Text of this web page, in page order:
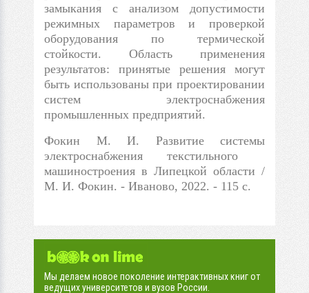
замыкания с анализом допустимости
режимных параметров и проверкой
оборудования по термической
стойкости. Область применения
результатов: принятые решения могут
быть использованы при проектировании
систем электроснабжения
промышленных предприятий.
Фокин М. И. Развитие системы
электроснабжения текстильного
машиностроения в Липецкой области /
М. И. Фокин. - Иваново, 2022. - 115 с.
Мы делаем новое поколение интерактивных книг от
ведущих университетов и вузов России.